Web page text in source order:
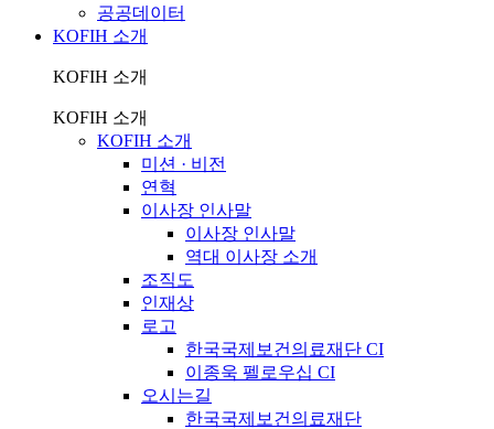
공공데이터
KOFIH 소개
KOFIH 소개
KOFIH 소개
KOFIH 소개
미션 · 비전
연혁
이사장 인사말
이사장 인사말
역대 이사장 소개
조직도
인재상
로고
한국국제보건의료재단 CI
이종욱 펠로우십 CI
오시는길
한국국제보건의료재단